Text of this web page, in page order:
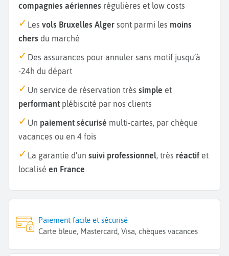
compagnies aériennes régulières et low costs
Les vols Bruxelles Alger sont parmi les moins
chers du marché
Des assurances pour annuler sans motif jusqu’à
-24h du départ
Un service de réservation très simple et
performant plébiscité par nos clients
Un paiement sécurisé multi-cartes, par chèque
vacances ou en 4 fois
La garantie d'un suivi professionnel, très réactif et
localisé en France
Paiement facile et sécurisé
Carte bleue, Mastercard, Visa, chèques vacances